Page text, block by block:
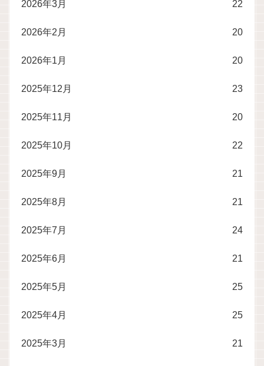
2026年3月 22
2026年2月 20
2026年1月 20
2025年12月 23
2025年11月 20
2025年10月 22
2025年9月 21
2025年8月 21
2025年7月 24
2025年6月 21
2025年5月 25
2025年4月 25
2025年3月 21